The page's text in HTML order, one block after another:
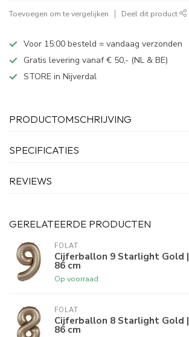
Toevoegen om te vergelijken Deel dit product
Voor 15:00 besteld = vandaag verzonden
Gratis levering vanaf € 50,- (NL & BE)
STORE in Nijverdal
PRODUCTOMSCHRIJVING
SPECIFICATIES
REVIEWS
GERELATEERDE PRODUCTEN
FOLAT
Cijferballon 9 Starlight Gold |
86 cm
Op voorraad
FOLAT
Cijferballon 8 Starlight Gold |
86 cm